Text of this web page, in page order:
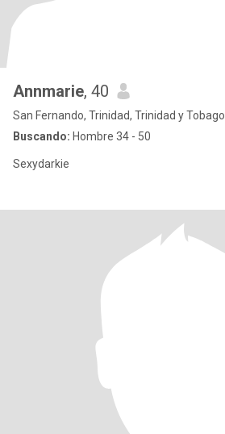
Annmarie, 40
San Fernando, Trinidad, Trinidad y Tobago
Buscando: Hombre 34 - 50
Sexydarkie